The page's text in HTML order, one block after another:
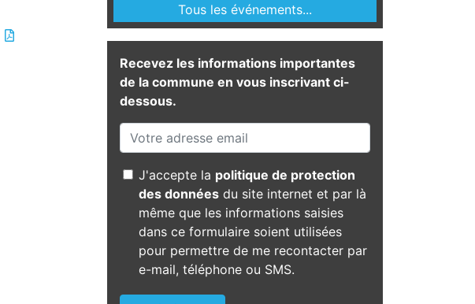
Tous les événements...
Recevez les informations importantes
de la commune en vous inscrivant ci-
dessous.
J'accepte la politique de protection
des données du site internet et par là
même que les informations saisies
dans ce formulaire soient utilisées
pour permettre de me recontacter par
e-mail, téléphone ou SMS.